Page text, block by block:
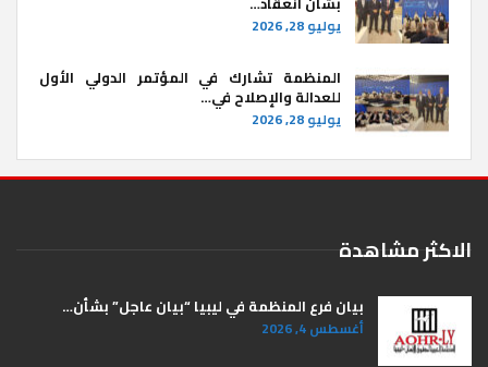
يوليو 28, 2026
المنظمة تشارك في المؤتمر الدولي الأول
للعدالة والإصلاح في…
يوليو 28, 2026
الاكثر مشاهدة
بيان فرع المنظمة في ليبيا “بيان عاجل” بشأن…
أغسطس 4, 2026